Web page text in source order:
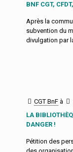
BNF CGT,
Après la
subvention du
divulgation par
CGT BnF à
LA
DANGER !
Pétition des